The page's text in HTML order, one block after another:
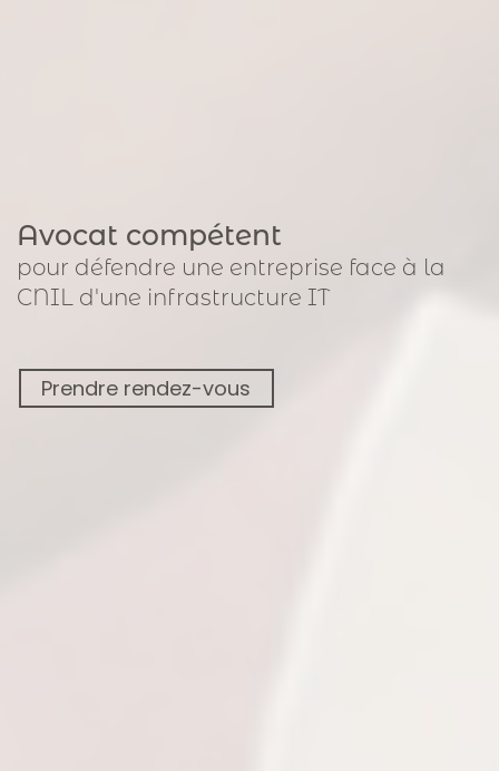
Avocat compétent
pour défendre une entreprise face à la
CNIL d'une infrastructure IT
Prendre rendez-vous